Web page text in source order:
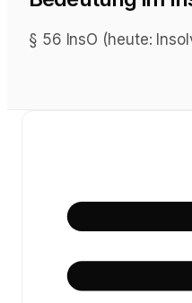
§ 56 InsO (heute: